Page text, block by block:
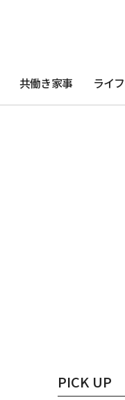
共働き家事 ライフ
PICK UP